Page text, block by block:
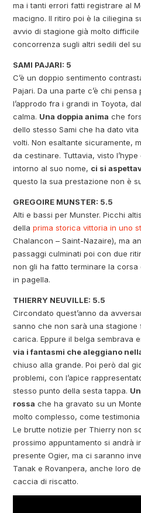
ma i tanti errori fatti registrare al
macigno. Il ritiro poi è la ciliegina
avvio di stagione già molto
concorrenza sugli altri sedili del
SAMI PAJARI: 5
C’è un doppio sentimento
Pajari. Da una parte c’è chi
l’approdo fra i grandi in Toyota,
calma. Una doppia anima che
dello stesso Sami che ha dato
volti. Non esaltante sicuramente,
da cestinare. Tuttavia, visto
intorno al suo nome, ci si
questo la sua prestazione non è
GREGOIRE MUNSTER: 5.5
Alti e bassi per Munster. Picchi
dellaprima storica vittoria in uno
Chalancon – Saint-Nazaire), ma
passaggi culminati poi con due
non gli ha fatto terminare la
in pagella.
THIERRY NEUVILLE: 5.5
Circondato quest’anno da
sanno che non sarà una stagione
carica. Eppure il belga sembrava
via i fantasmi che aleggiano
chiuso alla grande. Poi però dal
problemi, con l’apice
stesso punto della sesta tappa.
rossa che ha gravato su un
molto complesso, come
Le brutte notizie per Thierry non
prossimo appuntamento si andrà
presente Ogier, ma ci saranno
Tanak e Rovanpera, anche loro
caccia di riscatto.